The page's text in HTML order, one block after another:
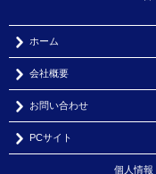
ホーム
会社概要
お問い合わせ
PCサイト
個人情報